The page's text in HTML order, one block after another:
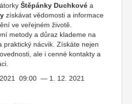
Štěpánky Duchkové a
získávat vědomosti a informace
ve veřejném životě.
metody a důraz klademe na
praktický nácvik. Získáte nejen
ale i cenné kontakty a
09:00 — 1. 12. 2021